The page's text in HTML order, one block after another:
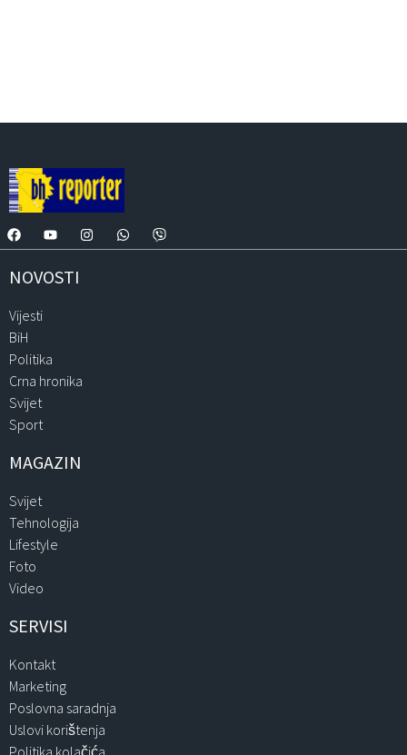
NOVOSTI
Vijesti
BiH
Politika
Crna hronika
Svijet
Sport
MAGAZIN
Svijet
Tehnologija
Lifestyle
Foto
Video
SERVISI
Kontakt
Marketing
Poslovna saradnja
Uslovi korištenja
Politika kolačića